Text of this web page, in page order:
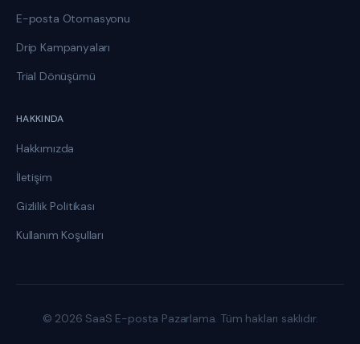
E-posta Otomasyonu
Drip Kampanyaları
Trial Dönüşümü
HAKKINDA
Hakkımızda
İletişim
Gizlilik Politikası
Kullanım Koşulları
© 2026 SaaS E-posta Pazarlama. Tüm hakları saklıdır.